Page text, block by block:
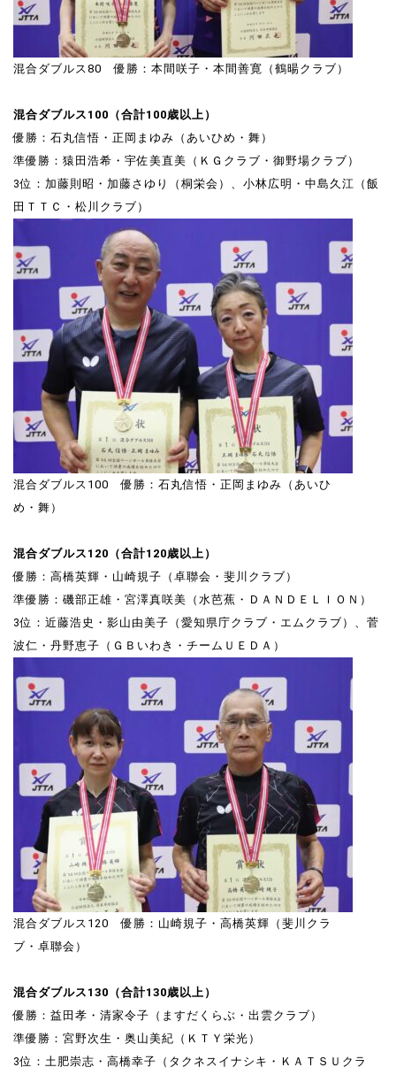
混合ダブルス80 優勝：本間咲子・本間善寛（鶴暘クラブ）
混合ダブルス100（合計100歳以上）
優勝：石丸信悟・正岡まゆみ（あいひめ・舞）
準優勝：猿田浩希・宇佐美直美（ＫＧクラブ・御野場クラブ）
3位：加藤則昭・加藤さゆり（桐栄会）、小林広明・中島久江（飯
田ＴＴＣ・松川クラブ）
混合ダブルス100 優勝：石丸信悟・正岡まゆみ（あいひ
め・舞）
混合ダブルス120（合計120歳以上）
優勝：高橋英輝・山崎規子（卓聯会・斐川クラブ）
準優勝：磯部正雄・宮澤真咲美（水芭蕉・ＤＡＮＤＥＬＩＯＮ）
3位：近藤浩史・影山由美子（愛知県庁クラブ・エムクラブ）、菅
波仁・丹野恵子（ＧＢいわき・チームＵＥＤＡ）
混合ダブルス120 優勝：山崎規子・高橋英輝（斐川クラ
ブ・卓聯会）
混合ダブルス130（合計130歳以上）
優勝：益田孝・清家令子（ますだくらぶ・出雲クラブ）
準優勝：宮野次生・奥山美紀（ＫＴＹ栄光）
3位：土肥崇志・高橋幸子（タクネスイナシキ・ＫＡＴＳＵクラ